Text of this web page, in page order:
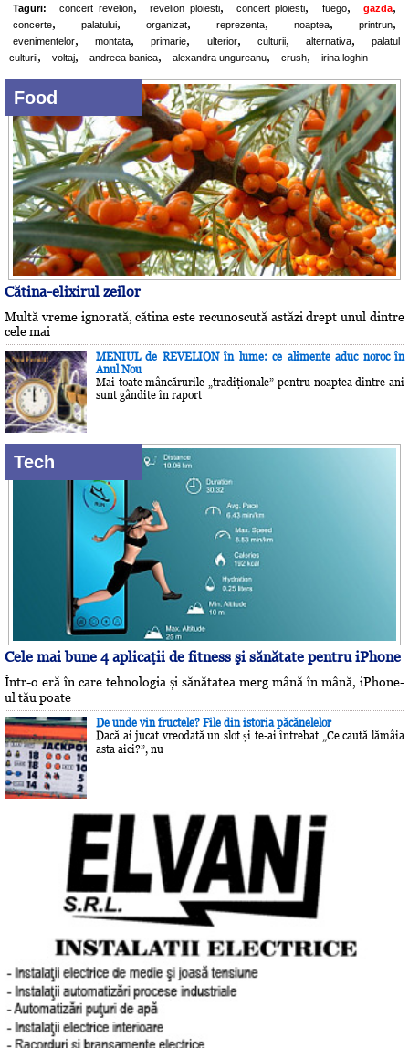
Taguri: concert revelion, revelion ploiesti, concert ploiesti, fuego, gazda,
concerte, palatului, organizat, reprezenta, noaptea, printrun,
evenimentelor, montata, primarie, ulterior, culturii, alternativa,
palatul
culturii, voltaj, andreea banica, alexandra ungureanu, crush, irina loghin
Food
Cătina-elixirul zeilor
Multă vreme ignorată, cătina este recunoscută astăzi drept unul dintre
cele mai
MENIUL de REVELION în lume: ce alimente aduc noroc în
Anul Nou
Mai toate mâncărurile „tradiţionale” pentru noaptea dintre ani
sunt gândite în raport
Tech
Cele mai bune 4 aplicaţii de fitness şi sănătate pentru iPhone
Într-o eră în care tehnologia și sănătatea merg mână în mână, iPhone-
ul tău poate
De unde vin fructele? File din istoria păcănelelor
Dacă ai jucat vreodată un slot și te-ai întrebat „Ce caută lămâia
asta aici?”, nu